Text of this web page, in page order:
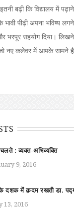
बढ़ी कि विद्यालय में
भावी पीढ़ी अपना भविष्य
भरपूर सहयोग दिया।
नए कलेवर में आपके सामने
: व्यक्त-अभिव्यक्ति
9, 2016
दशक में क़दम रखती डा.
13, 2016